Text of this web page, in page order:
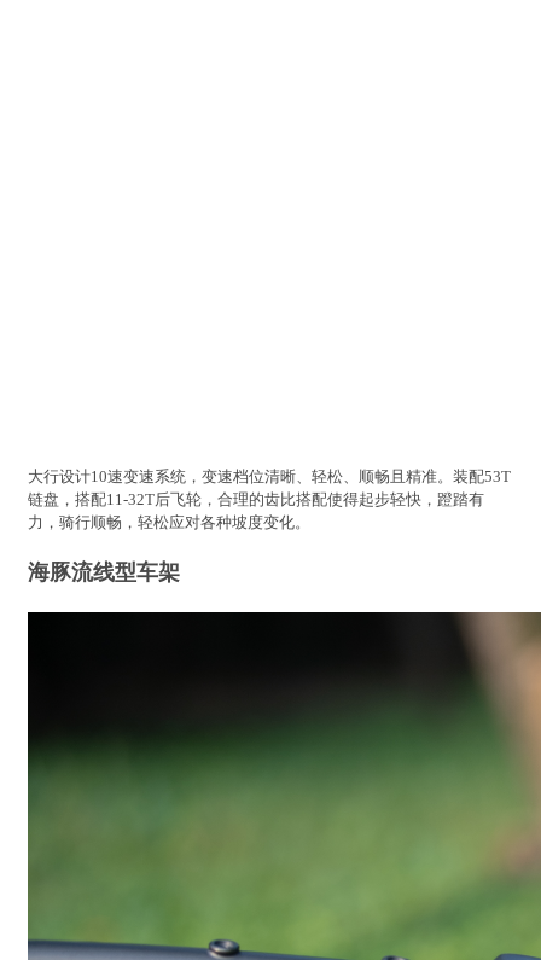
大行设计10速变速系统，变速档位清晰、轻松、顺畅且精准。装配53T
链盘，搭配11-32T后飞轮，合理的齿比搭配使得起步轻快，蹬踏有
力，骑行顺畅，轻松应对各种坡度变化。
海豚流线型车架